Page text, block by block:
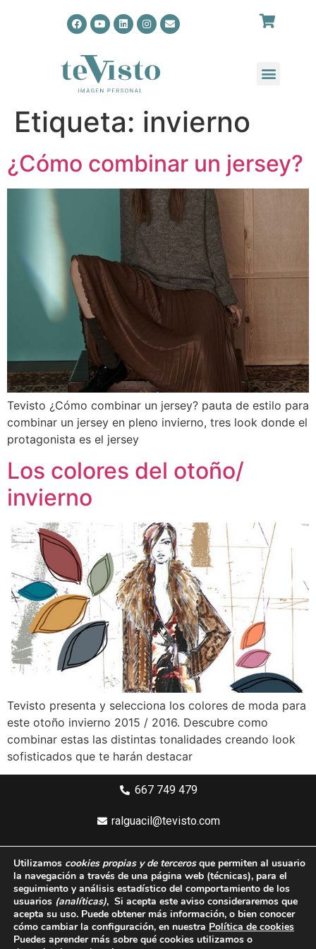
Etiqueta: invierno
¿Cómo combinar un jersey?
Tevisto ¿Cómo combinar un jersey? pauta de estilo para
combinar un jersey en pleno invierno, tres look donde el
protagonista es el jersey
Los colores del otoño/
invierno
Tevisto presenta y selecciona los colores de moda para
este otoño invierno 2015 / 2016. Descubre como
combinar estas las distintas tonalidades creando look
sofisticados que te harán destacar
667 749 479
ralguacil@tevisto.com
Aviso legal
Política de privacidad
Política de cookies
Utilizamos cookies propias y de tercerosque permiten al usuario
la navegación a través de una página web (técnicas), para el
seguimiento y análisis estadístico del comportamiento de los
usuarios (analíticas), Si acepta este aviso consideraremos que
acepta su uso. Puede obtener más información, o bien conocer
cómo cambiar la configuración, en nuestra Política de cookies
Puedes aprender más sobre qué cookies utilizamos o